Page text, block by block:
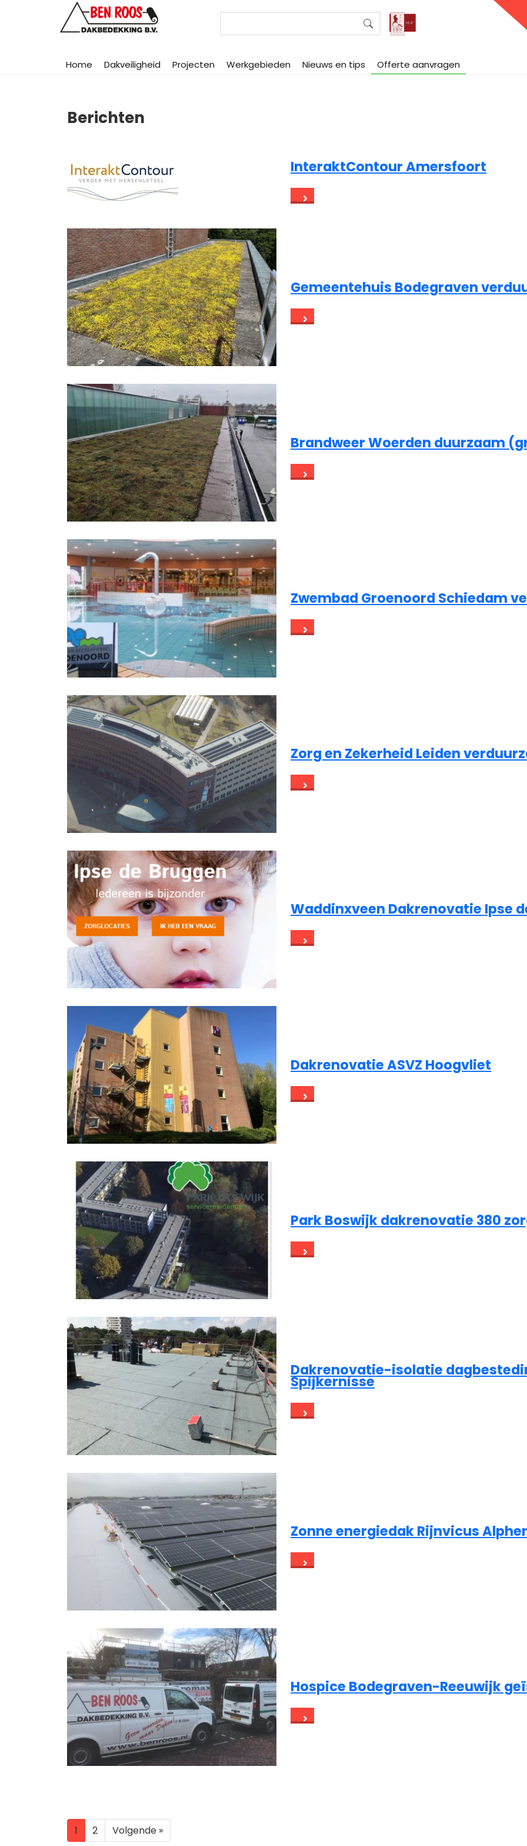
Search
Home Dakveiligheid Projecten Werkgebieden Nieuws en tips Offerte aanvragen
Berichten
InteraktContour Amersfoort
Gemeentehuis Bodegraven
Brandweer Woerden duurzaam
Zwembad Groenoord Schiedam
Zorg en Zekerheid Leiden
Waddinxveen Dakrenovatie Ipse
Dakrenovatie ASVZ Hoogvliet
Park Boswijk dakrenovatie 380
Dakrenovatie-isolatie
Spijkernisse
Zonne energiedak Rijnvicus
Hospice Bodegraven-Reeuwijk
1 2 Volgende »